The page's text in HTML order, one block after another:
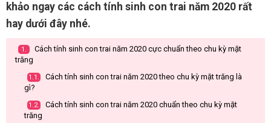
khảo ngay các cách tính sinh con trai năm 2020 rất
hay dưới đây nhé.
1.
Cách tính sinh con trai năm 2020 cực chuẩn theo chu kỳ mặt
trăng
1.1.
Cách tính sinh con trai năm 2020 theo chu kỳ mặt trăng là
gì?
1.2.
Cách tính sinh con trai năm 2020 chuẩn theo chu kỳ mặt
trăng